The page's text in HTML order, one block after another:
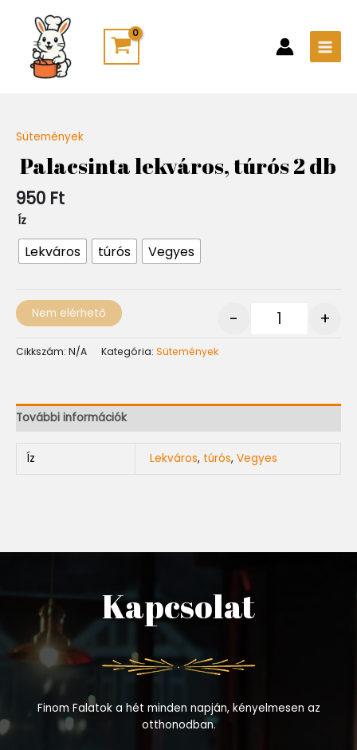
content
Sütemények
Palacsinta lekváros, túrós 2 db
950 Ft
Íz
Lekváros túrós Vegyes
- +
Nem elérhető
Cikkszám: N/A Kategória: Sütemények
További információk
Íz Lekváros, túrós,Vegyes
Kapcsolat
Finom Falatok a hét minden napján, kényelmesen az
otthonodban.